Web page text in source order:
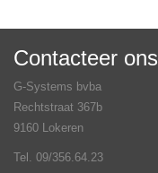
Contacteer ons
G-Systems bvba
Rechtstraat 367b
9160 Lokeren
Tel. 09/356.64.23